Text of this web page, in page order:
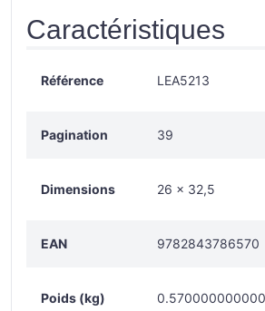
Caractéristiques
Référence LEA5213
Pagination 39
Dimensions 26 × 32,5
EAN 9782843786570
Poids (kg)